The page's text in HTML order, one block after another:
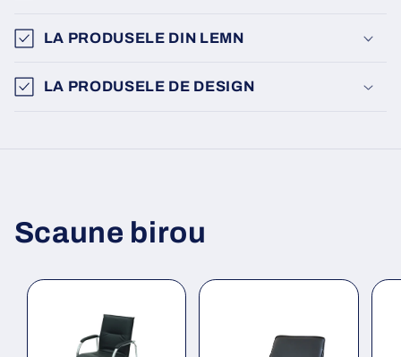
LA PRODUSELE DIN LEMN
LA PRODUSELE DE DESIGN
Scaune birou